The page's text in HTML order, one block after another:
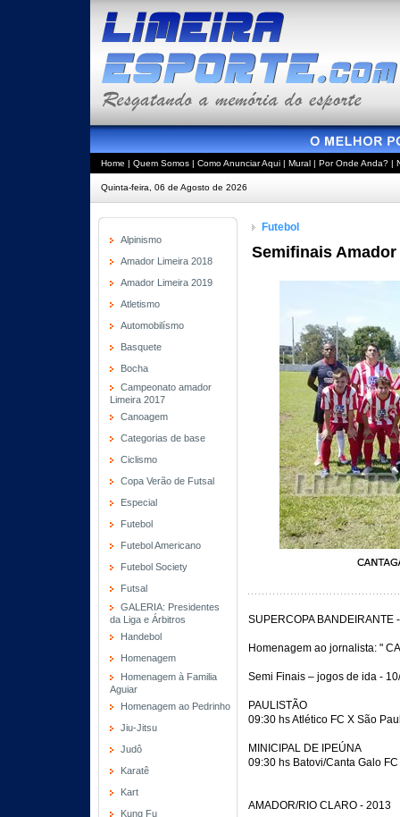
Home | Quem Somos | Como Anunciar Aqui | Mural | Por Onde Anda? |
Quinta-feira, 06 de Agosto de 2026
Alpinismo
Amador Limeira 2018
Amador Limeira 2019
Atletismo
Automobilísmo
Basquete
Bocha
Campeonato amador
Limeira 2017
Canoagem
Categorias de base
Ciclismo
Copa Verão de Futsal
Especial
Futebol
Futebol Americano
Futebol Society
Futsal
GALERIA: Presidentes
da Liga e Árbitros
Handebol
Homenagem
Homenagem à Familia
Aguiar
Homenagem ao Pedrinho
Jiu-Jitsu
Judô
Karatê
Kart
Kung Fu
Futebol
Semifinais
SUPERCOPA BANDEIRANTE
Homenagem ao jornalista: "
Semi Finais – jogos de ida -
PAULISTÃO
09:30 hs Atlético FC X São
MINICIPAL DE IPEÚNA
09:30 hs Batovi/Canta Galo
AMADOR/RIO CLARO - 2013